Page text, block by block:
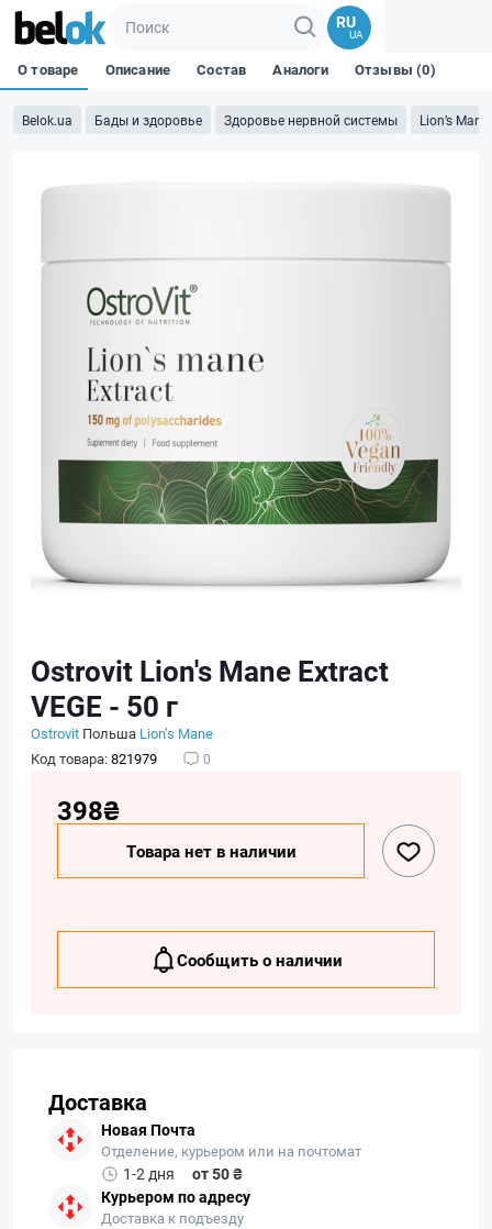
RU
UA
Belok.ua Бады и здоровье Здоровье нервной системы Lion’‎s Mane
О товаре Описание Состав Аналоги Отзывы (0)
Ostrovit Lion's Mane Extract
VEGE - 50 г
Ostrovit Польша Lion’‎s Mane
Код товара:821979 0
398₴
Товара нет в наличии
Сообщить о наличии
Доставка
Новая Почта
Отделение, курьером или на почтомат
1-2 дня
от 50 ₴
Курьером по адресу
Доставка к подъезду